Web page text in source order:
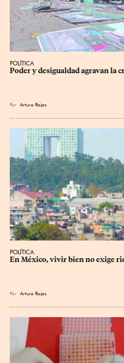
POLÍTICA
Poder y desigualdad agravan la
Por Arturo Rojas
POLÍTICA
En México, vivir bien no exige
Por Arturo Rojas